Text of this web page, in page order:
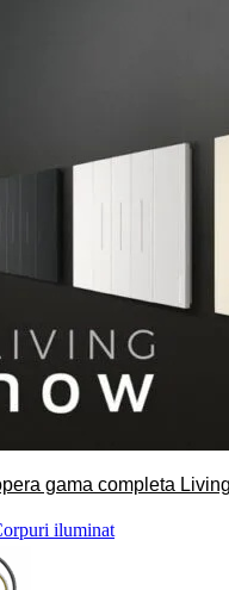
gama completa
iluminat